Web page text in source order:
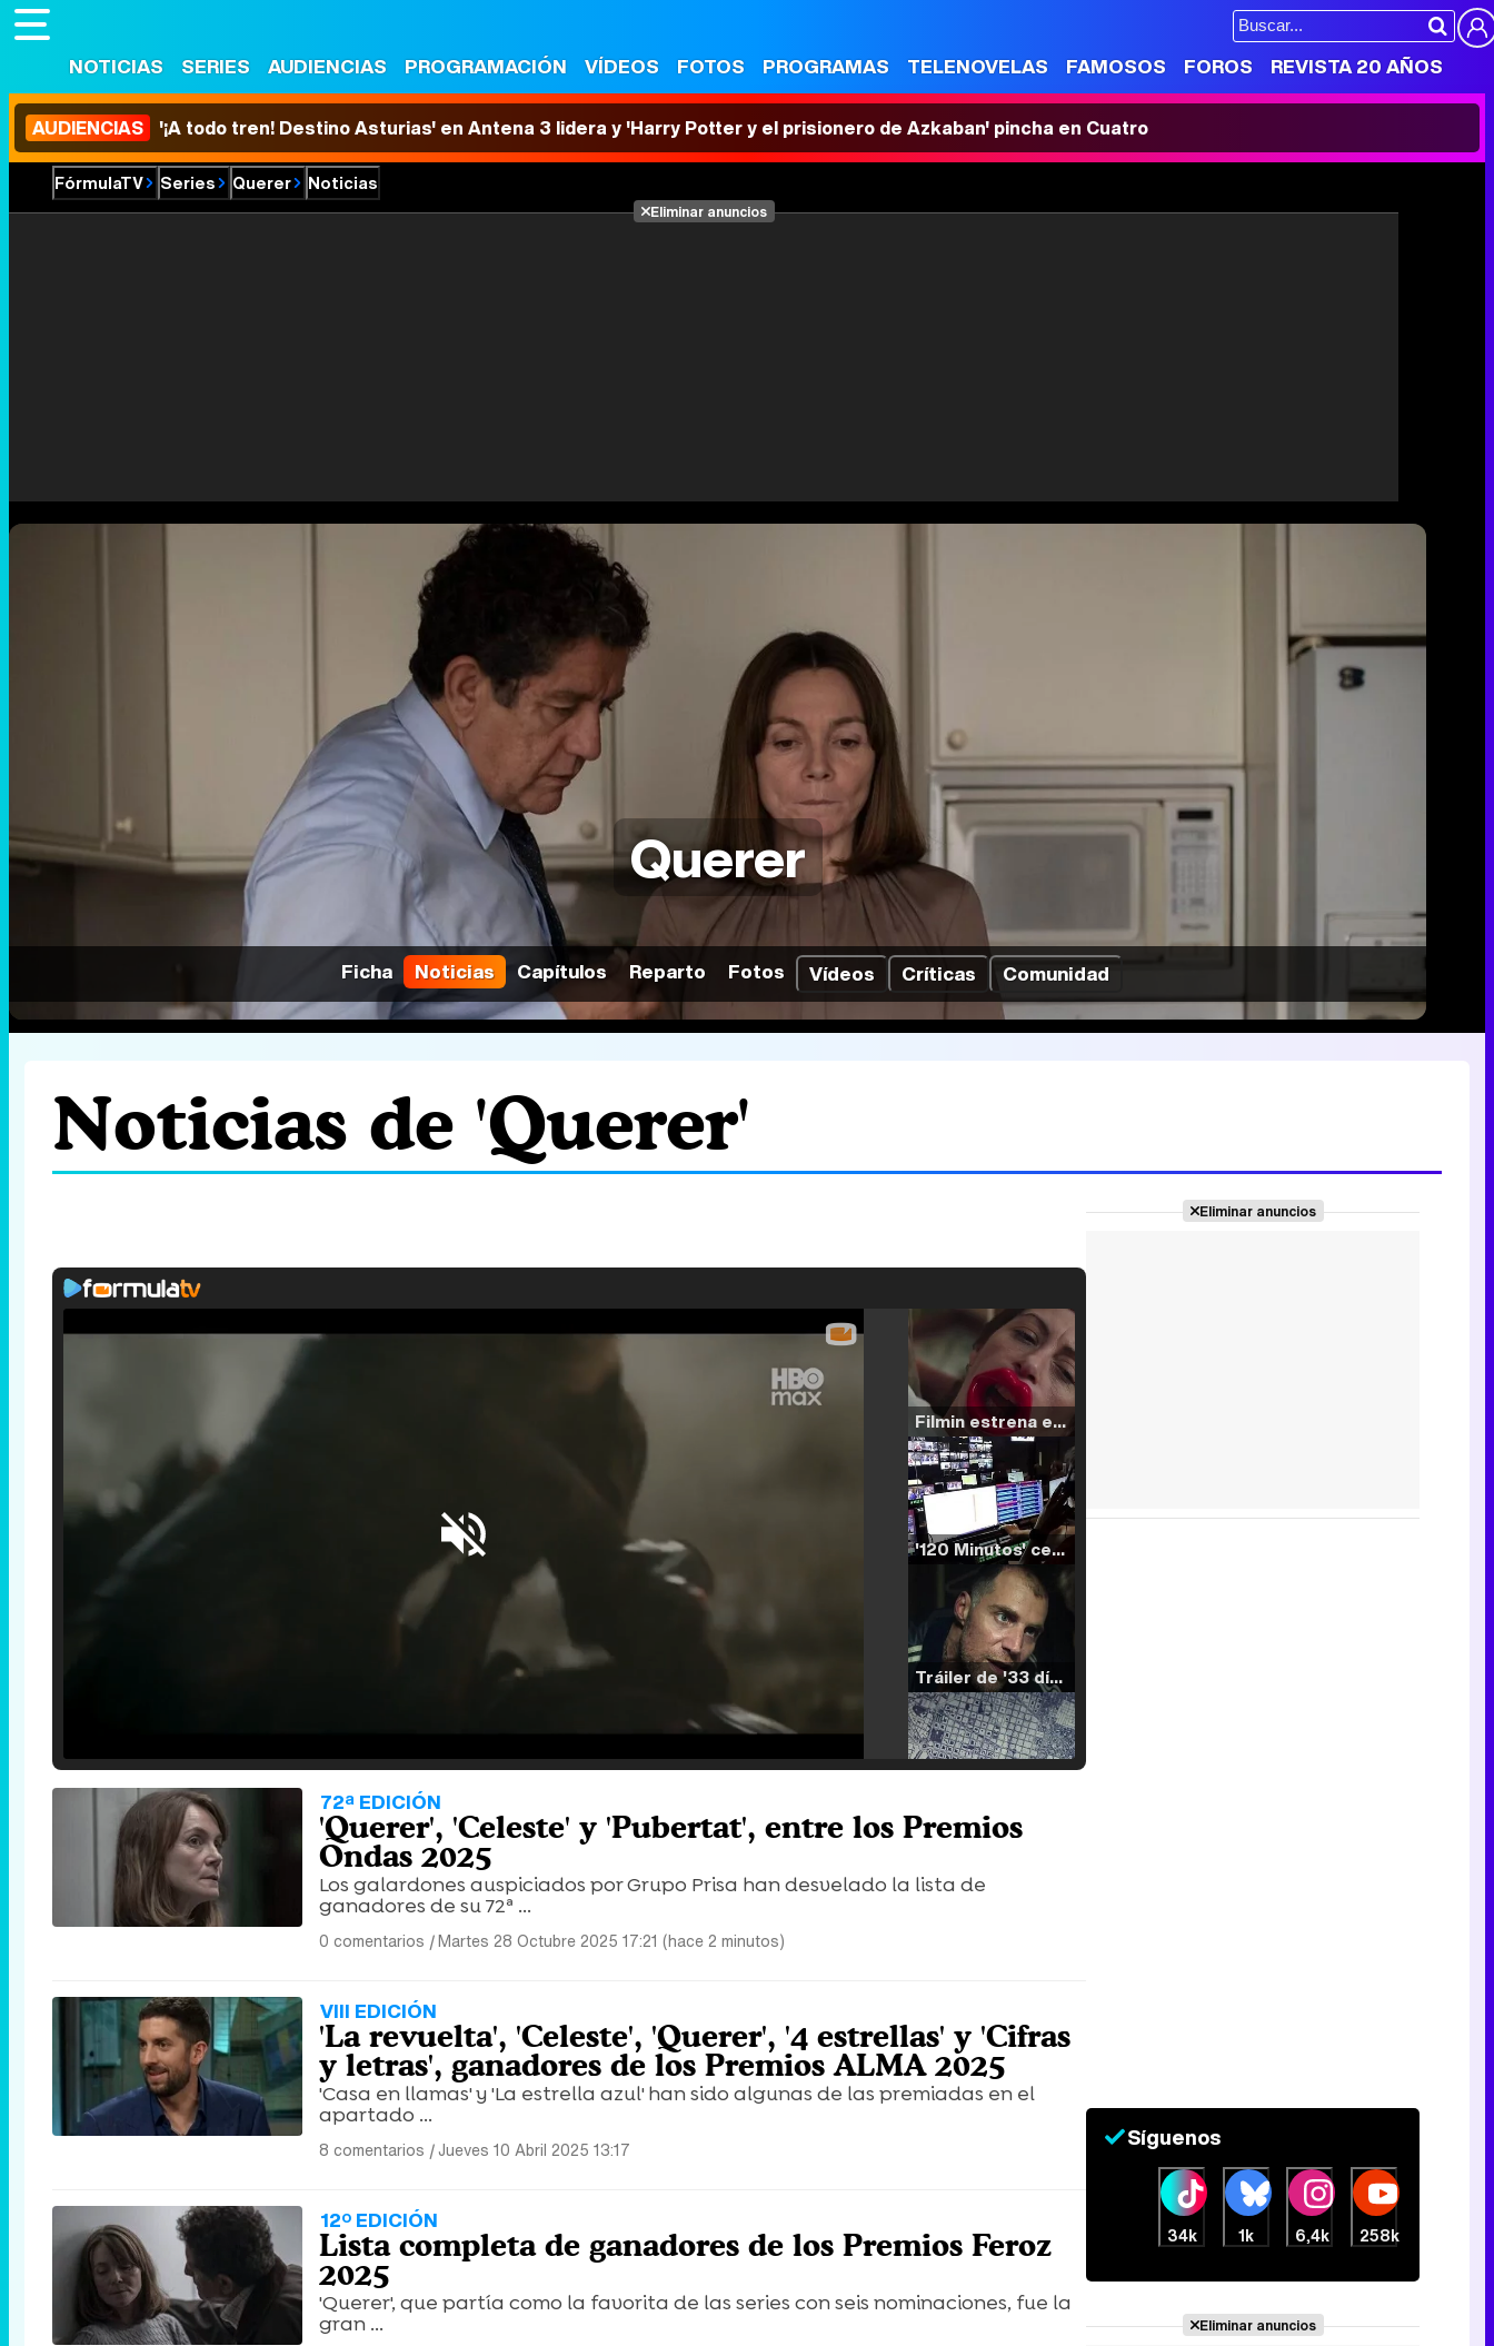
NOTICIAS SERIES AUDIENCIAS PROGRAMACIÓN VÍDEOS FOTOS PROGRAMAS TELENOVELAS FAMOSOS FOROS REVISTA 20 AÑOS
AUDIENCIAS '¡A todo tren! Destino Asturias' en Antena 3 lidera y 'Harry Potter y el prisionero de Azkaban' pincha en Cuatro
FórmulaTV Series Querer Noticias
Eliminar anuncios
Querer
Ficha Noticias Capítulos Reparto Fotos Vídeos Críticas Comunidad
Noticias de 'Querer'
Filmin estrena el tráiler de 'Millennial Mal', su nueva comedia universitaria de la mano de Lorena Iglesias
'120 Minutos' celebra sus 2.000 programas en Telemadrid con un vídeo del día a día en la redacción
Tráiler de '33 días', la nueva serie de Atresplayer con Julián Villagrán y José Manuel Poga
72ª EDICIÓN
'Querer', 'Celeste' y 'Pubertat', entre los Premios
Ondas 2025
Los galardones auspiciados por Grupo Prisa han desvelado la lista de
ganadores de su 72ª ...
0 comentarios |Martes 28 Octubre 2025 17:21 (hace 2 minutos)
VIII EDICIÓN
'La revuelta', 'Celeste', 'Querer', '4 estrellas' y 'Cifras
y letras', ganadores de los Premios ALMA 2025
'Casa en llamas' y 'La estrella azul' han sido algunas de las premiadas en el
apartado ...
8 comentarios |Jueves 10 Abril 2025 13:17
12º EDICIÓN
Lista completa de ganadores de los Premios Feroz
2025
'Querer', que partía como la favorita de las series con seis nominaciones, fue la
gran ...
Eliminar anuncios
Síguenos
34k 1k 6,4k 258k
Eliminar anuncios